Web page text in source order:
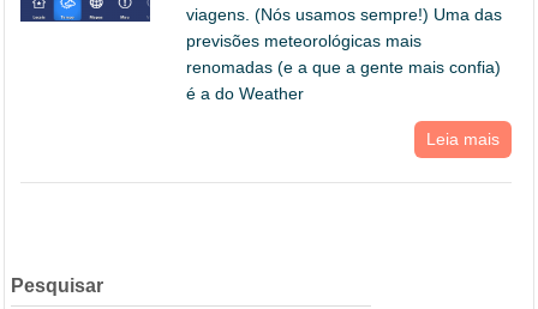
viagens. (Nós usamos sempre!) Uma das
previsões meteorológicas mais
renomadas (e a que a gente mais confia)
é a do Weather
Leia mais
Pesquisar